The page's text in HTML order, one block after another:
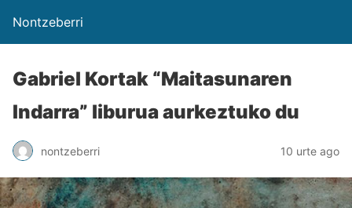
Nontzeberri
Gabriel Kortak “Maitasunaren
Indarra” liburua aurkeztuko du
nontzeberri 10 urte ago